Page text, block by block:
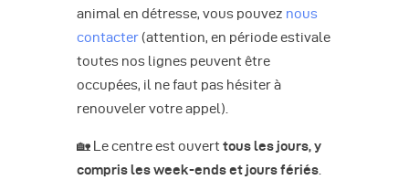
animal en détresse, vous pouvez nous
contacter(attention, en période estivale
toutes nos lignes peuvent être
occupées, il ne faut pas hésiter à
renouveler votre appel).
🏡 Le centre est ouverttous les jours, y
compris les week-ends et jours fériés